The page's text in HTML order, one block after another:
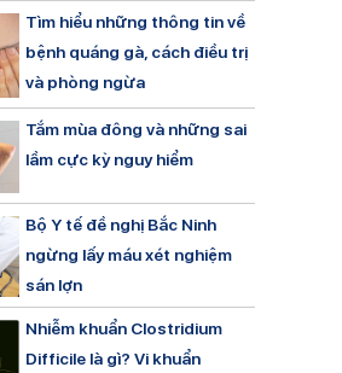
Tìm hiểu những thông tin về
bệnh quáng gà, cách điều trị
và phòng ngừa
Tắm mùa đông và những sai
lầm cực kỳ nguy hiểm
Bộ Y tế đề nghị Bắc Ninh
ngừng lấy máu xét nghiệm
sán lợn
Nhiễm khuẩn Clostridium
Difficile là gì? Vi khuẩn